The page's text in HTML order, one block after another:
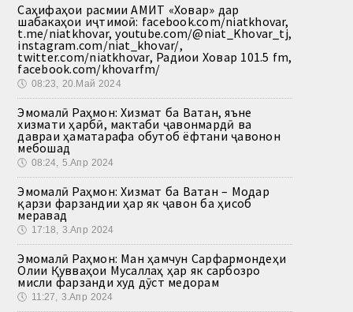
Саҳифаҳои расмии АМИТ «Ховар» дар
шабакаҳои иҷтимоӣ: facebook.com/niatkhovar,
t.me/niatkhovar, youtube.com/@niat_Khovar_tj,
instagram.com/niat_khovar/,
twitter.com/niatkhovar, Радиои Ховар 101.5 fm,
facebook.com/khovarfm/
🕔 08:23, 20.Май 2024
Эмомалӣ Раҳмон: Хизмат ба Ватан, яъне
хизмати ҳарбӣ, мактаби ҷавонмардӣ ва
давраи ҳаматарафа обутоб ёфтани ҷавонон
мебошад
🕔 08:24, 5.Апр 2024
Эмомалӣ Раҳмон: Хизмат ба Ватан – Модар
қарзи фарзандии ҳар як ҷавон ба ҳисоб
меравад
🕔 17:18, 3.Апр 2024
Эмомалӣ Раҳмон: Ман ҳамчун Сарфармондеҳи
Олии Қувваҳои Мусаллаҳ ҳар як сарбозро
мисли фарзанди худ дӯст медорам
🕔 11:27, 3.Апр 2024